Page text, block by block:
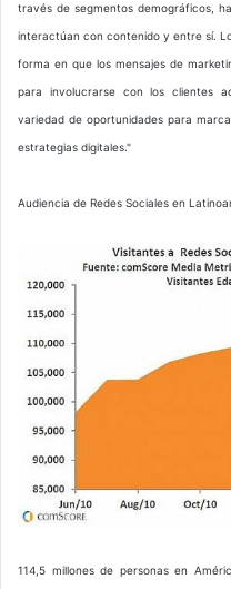
través de segmentos demográficos,
interactúan con contenido y entre sí.
forma en que los mensajes de
para involucrarse con los clientes
variedad de oportunidades para
estrategias digitales."
Audiencia de Redes Sociales en
114,5 millones de personas en